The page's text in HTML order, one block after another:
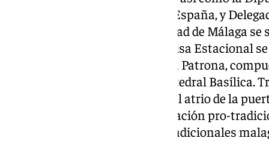
Subdelegación del Gobierno de España, y
Andalucía. El pendón de la Ciudad de Málaga
al finalizar la Solemne Santa Misa Estacional
Malagueña en honor de nuestra Patrona,
canónigo de la Santa Iglesia Catedral Basílica.
la ofrenda popular de flores en el atrio de la
Obispo, organizada por la asociación pro-
mientras que se bailaban las tradicionales